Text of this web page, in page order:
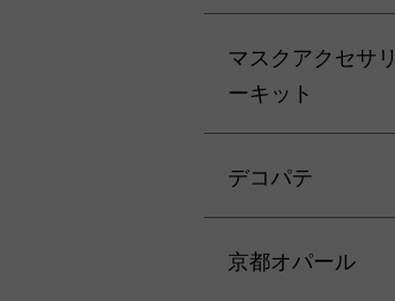
マスクアクセサリ
ーキット
デコパテ
京都オパール